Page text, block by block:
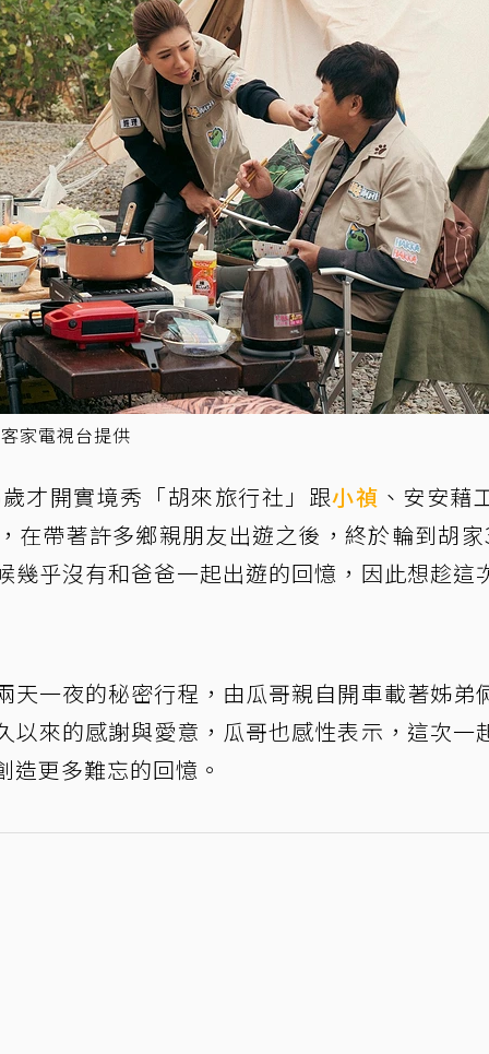
家電視台提供
才開實境秀「胡來旅行社」跟小禎 、安安藉
在帶著許多鄉親朋友出遊之後，終於輪到胡
幾乎沒有和爸爸一起出遊的回憶，因此想趁這
天一夜的秘密行程，由瓜哥親自開車載著姊弟
以來的感謝與愛意，瓜哥也感性表示，這次一
更多難忘的回憶。